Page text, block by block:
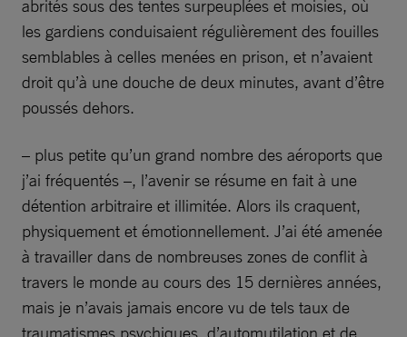
abrités sous des tentes surpeuplées et moisies, où
les gardiens conduisaient régulièrement des fouilles
semblables à celles menées en prison, et n’avaient
droit qu’à une douche de deux minutes, avant d’être
poussés dehors.
– plus petite qu’un grand nombre des aéroports que
j’ai fréquentés –, l’avenir se résume en fait à une
détention arbitraire et illimitée. Alors ils craquent,
physiquement et émotionnellement. J’ai été amenée
à travailler dans de nombreuses zones de conflit à
travers le monde au cours des 15 dernières années,
mais je n’avais jamais encore vu de tels taux de
traumatismes psychiques, d’automutilation et de